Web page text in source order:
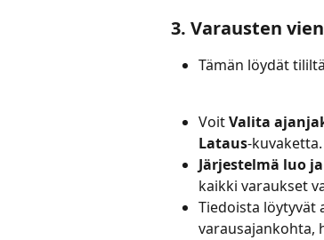
3. Varausten
Tämän löydät
Voit Valita
Lataus-kuvaketta.
Järjestelmä luo
kaikki varaukset
Tiedoista löytyvät
varausajankohta,